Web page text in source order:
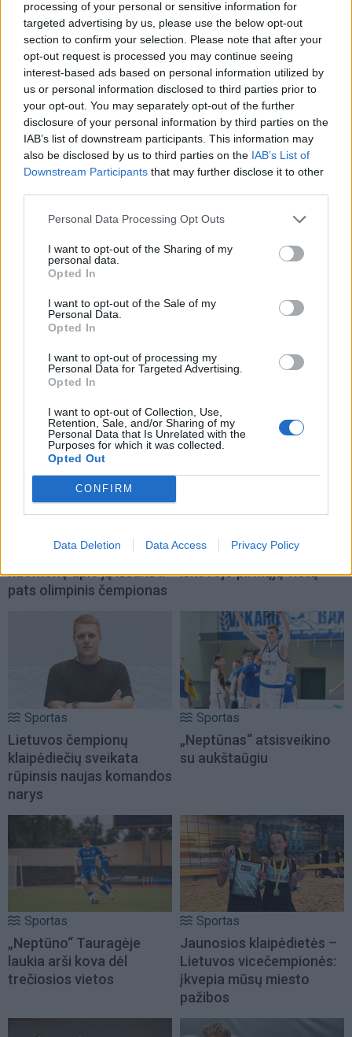
processing of your personal or sensitive information for
targeted advertising by us, please use the below opt-out
section to confirm your selection. Please note that after your
opt-out request is processed you may continue seeing
interest-based ads based on personal information utilized by
us or personal information disclosed to third parties prior to
your opt-out. You may separately opt-out of the further
disclosure of your personal information by third parties on the
IAB’s list of downstream participants. This information may
also be disclosed by us to third parties on the IAB’s List of
Downstream Participants that may further disclose it to other
Personal Data Processing Opt Outs
I want to opt-out of the Sharing of my
personal data.
Opted In
I want to opt-out of the Sale of my
Personal Data.
Opted In
I want to opt-out of processing my
Personal Data for Targeted Advertising.
Opted In
I want to opt-out of Collection, Use,
Retention, Sale, and/or Sharing of my
Personal Data that Is Unrelated with the
Purposes for which it was collected.
Opted Out
CONFIRM
Data Deletion Data Access Privacy Policy
Sutinku sutaisyklėmis
This site is protected by
reCAPTCHA and the Google
Privacy PolicyandTerms of
Serviceapply.
TAIP PAT SKAITYKITE
Aiškėja Modesto
Paulausko skulptūros
pastatymo data:
nuomonę apie ją išsakė ir
pats olimpinis čempionas
Klaipėdos paplūdimių
gelbėtojai – Lietuvos
čempionai: Juodkrantėje
iškovojo pirmąją vietą
Sportas
Lietuvos čempionų
klaipėdiečių sveikata
rūpinsis naujas komandos
narys
Sportas
„Neptūnas“ atsisveikino
su aukštaūgiu
Sportas
„Neptūno“ Tauragėje
laukia arši kova dėl
trečiosios vietos
Sportas
Jaunosios klaipėdietės –
Lietuvos vicečempionės:
įkvepia mūsų miesto
pažibos